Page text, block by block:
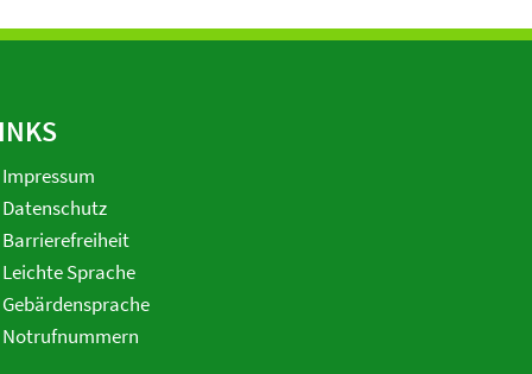
Impressum
Datenschutz
Barrierefreiheit
Leichte Sprache
Gebärdensprache
Notrufnummern